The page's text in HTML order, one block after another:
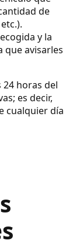
de
y la
avisarles
horas del
es decir,
cualquier día